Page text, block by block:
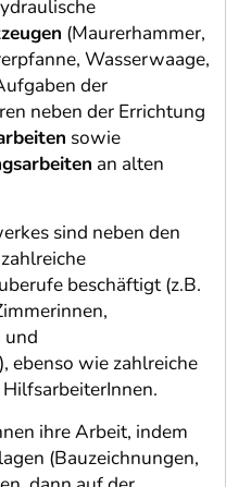
(Maurerhammer,
Wasserwaage,
der
neben der Errichtung
sowie
an alten
sind neben den
beschäftigt (z.B.
und
ebenso wie zahlreiche
ihre Arbeit, indem
(Bauzeichnungen,